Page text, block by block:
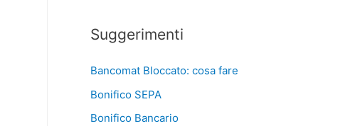
Suggerimenti
Bancomat Bloccato: cosa fare
Bonifico SEPA
Bonifico Bancario